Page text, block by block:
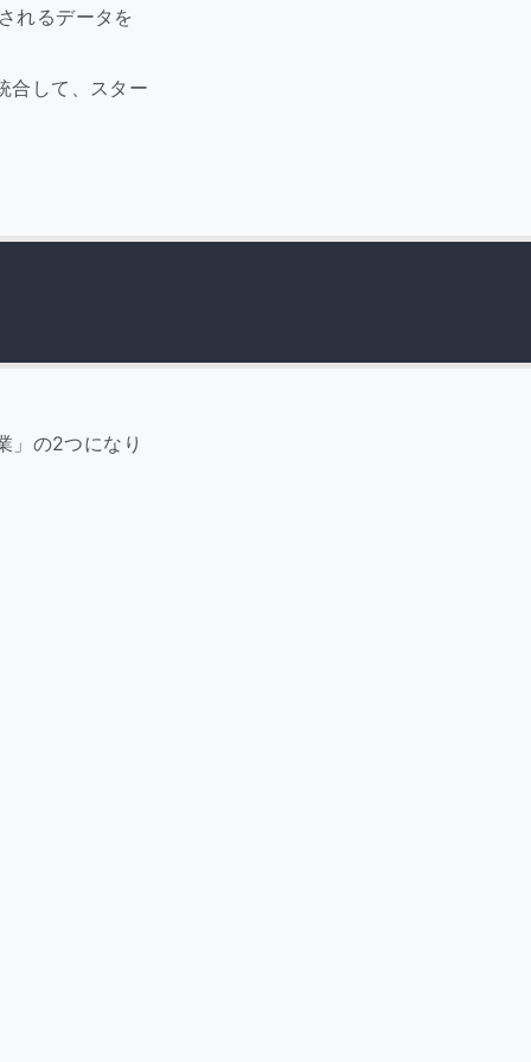
れるデータを
合して、スター
」の2つになり